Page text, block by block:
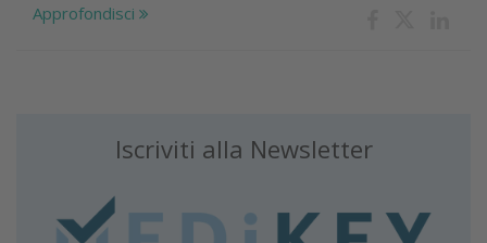
Approfondisci
Iscriviti alla Newsletter